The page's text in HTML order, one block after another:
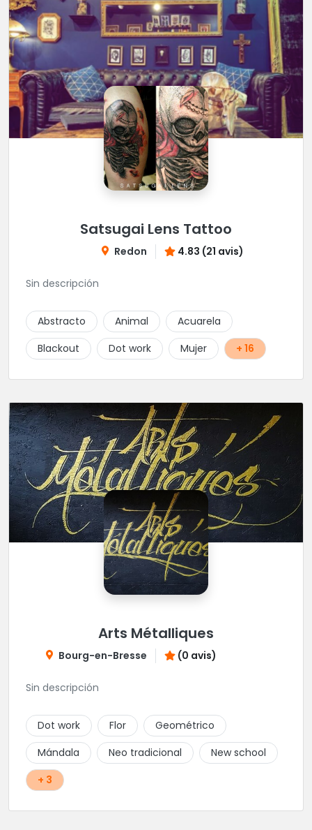
Satsugai Lens Tattoo
Redon 4.83 (21 avis)
Sin descripción
Abstracto Animal
Acuarela
Blackout
Dot work Mujer + 16
Arts Métalliques
Bourg-en-Bresse (0 avis)
Sin descripción
Dot work Flor
Geométrico
Mándala
Neo tradicional
New school
+ 3